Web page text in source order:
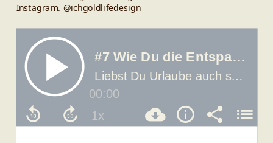
Instagram: @ichgoldlifedesign